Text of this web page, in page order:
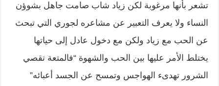
تشعر بأنها مرغوبة لكن زياد شاب صامت جاهل بشوؤن
النساء ولا يعرف التعبير عن مشاعره لجوري التي تبحث
عن الحب مع زياد ولكن مع دخول عادل إلى حياتها
يختلط الأمر عليها بين الحب والشهوة “فالمتعة تقصي
الشرور تهدىء الهواجس وتمسح عن الجسد أعبائه”